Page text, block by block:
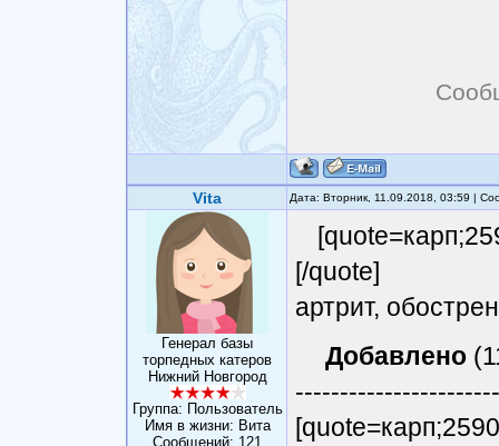
Vita Дата: Вторник, 11.09.2018, 03:59 |
Генерал базы
торпедных катеров
Нижний Новгород
Группа: Пользователь
Имя в жизни: Вита
Сообщений: 121
[/quote]
артрит,
Добавлено